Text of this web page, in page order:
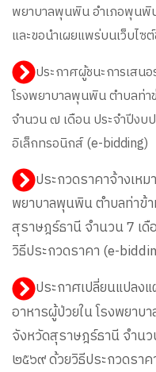
พยาบาลพุนพิน อำเภอพุนพิ
และขอนำเผยแพร่บนเว็บไซ
ประกาศผู้ชนะการเสน
โรงพยาบาลพุนพิน ตำบลท่
จำนวน ๗ เดือน ประจำปีง
อิเล็กทรอนิกส์ (e-bidding)
ประกวดราคาจ้างเห
พยาบาลพุนพิน ตำบลท่าข้
สุราษฎร์ธานี จำนวน 7 เ
วิธีประกวดราคา (e-
ประกาศเปลี่ยนแปลง
อาหารผู้ป่วยใน โรงพยา
จังหวัดสุราษฎร์ธานี จำน
๒๕๖๙ ด้วยวิธีประกวดรา